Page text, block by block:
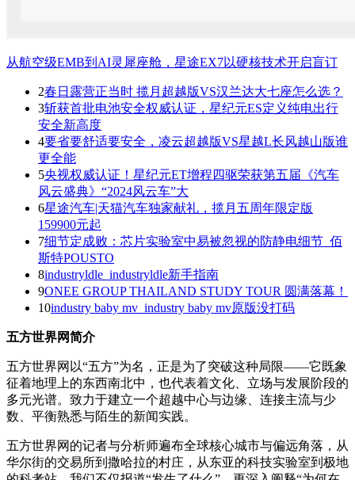
从航空级EMB到AI灵犀座舱，星途EX7以硬核技术开启盲订
2春日露营正当时 揽月超越版VS汉兰达大七座怎么选？
3斩获首批电池安全权威认证，星纪元ES定义纯电出行
安全新高度
4要省要舒适要安全，凌云超越版VS星越L长风越山版谁
更全能
5央视权威认证！星纪元ET增程四驱荣获第五届《汽车
风云盛典》“2024风云车”大
6星途汽车|天猫汽车独家献礼，揽月五周年限定版
159900元起
7细节定成败：芯片实验室中易被忽视的防静电细节_佰
斯特POUSTO
8industryldle_industryldle新手指南
9ONEE GROUP THAILAND STUDY TOUR 圆满落幕！
10industry baby mv_industry baby mv原版没打码
五方世界网简介
五方世界网以“五方”为名，正是为了突破这种局限——它既象
征着地理上的东西南北中，也代表着文化、立场与发展阶段的
多元光谱。致力于建立一个超越中心与边缘、连接主流与少
数、平衡熟悉与陌生的新闻实践。
五方世界网的记者与分析师遍布全球核心城市与偏远角落，从
华尔街的交易所到撒哈拉的村庄，从东亚的科技实验室到极地